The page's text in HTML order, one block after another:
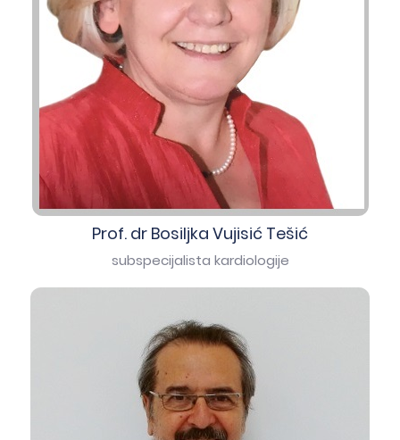
Prof. dr Bosiljka Vujisić Tešić
subspecijalista kardiologije